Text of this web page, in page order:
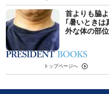
首よりも脇
｢暑いときは
外な体の部位
トップページへ